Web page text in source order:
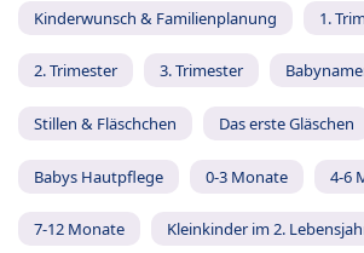
Kinderwunsch & Familienplanung 1.
2. Trimester 3. Trimester
Stillen & Fläschchen Das erste Gläschen
Babys Hautpflege 0-3 Monate 4-6
7-12 Monate Kleinkinder im 2.